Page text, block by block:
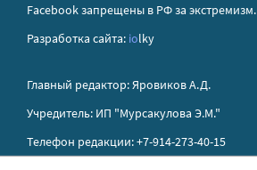
Facebook запрещены в РФ за экстремизм.
Разработка сайта: iolky
Главный редактор: Яровиков А.Д.
Учредитель: ИП "Мурсакулова Э.М."
Телефон редакции: +7-914-273-40-15